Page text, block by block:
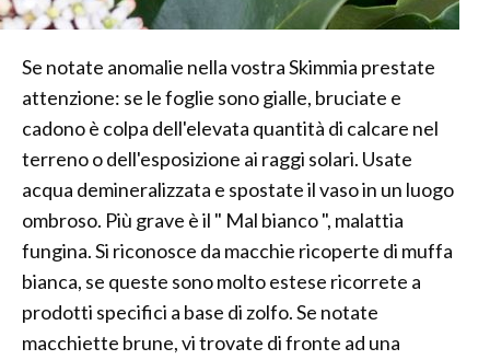
Se notate anomalie nella vostra Skimmia prestate
attenzione: se le foglie sono gialle, bruciate e
cadono è colpa dell'elevata quantità di calcare nel
terreno o dell'esposizione ai raggi solari. Usate
acqua demineralizzata e spostate il vaso in un luogo
ombroso. Più grave è il " Mal bianco ", malattia
fungina. Si riconosce da macchie ricoperte di muffa
bianca, se queste sono molto estese ricorrete a
prodotti specifici a base di zolfo. Se notate
macchiette brune, vi trovate di fronte ad una